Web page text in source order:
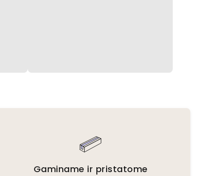
Gaminame ir pristatome